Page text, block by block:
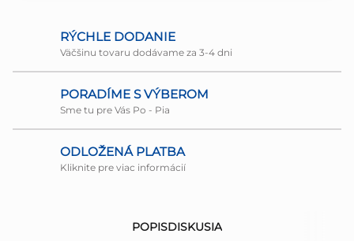
RÝCHLE DODANIE
Väčšinu tovaru dodávame za 3-4 dni
PORADÍME S VÝBEROM
Sme tu pre Vás Po - Pia
ODLOŽENÁ PLATBA
Kliknite pre viac informácií
POPISDISKUSIA